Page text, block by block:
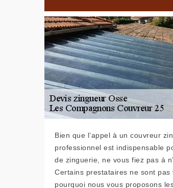
Bien que l’appel à un couvreur
professionnel est indispensable
de zinguerie, ne vous fiez pas à
Certains prestataires ne sont pas
pourquoi nous vous proposons